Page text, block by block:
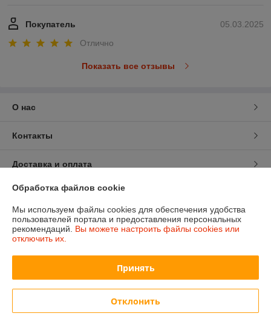
05.03.2025
Покупатель
Отлично
Показать все отзывы
О нас
Контакты
Доставка и оплата
График работы
Полная версия сайта
Сайт создан на платформе Deal.by
Обработка файлов cookie
Мы используем файлы cookies для обеспечения удобства
пользователей портала и предоставления персональных
рекомендаций. Вы можете настроить файлы cookies или
отключить их.
Принять
Отклонить